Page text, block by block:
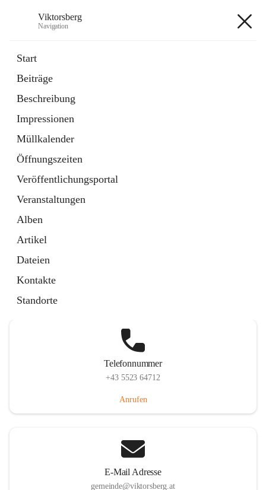
Viktorsberg
Navigation
Start
Beiträge
Beschreibung
Impressionen
Müllkalender
Öffnungszeiten
Veröffentlichungsportal
Veranstaltungen
Alben
Artikel
Dateien
Kontakte
Standorte
1 Schnellzugriff
Bürgerservice
10 Schnellzugriffe
Telefonnummer
+43 5523 64712
Anrufen
E-Mail Adresse
gemeinde@viktorsberg.at